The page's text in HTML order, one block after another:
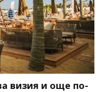
визия и още по-